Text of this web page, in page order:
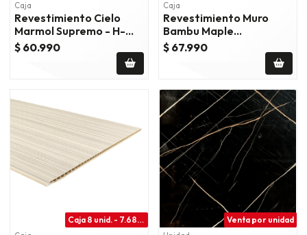
Caja
Revestimiento Cielo
Marmol Supremo - H-
1108
$ 60.990
Caja
Revestimiento Muro
Bambu Maple
Canadiense - Rc-Maple
$ 67.990
Caja 8 unid. - 7.68m2 Venta por unidad